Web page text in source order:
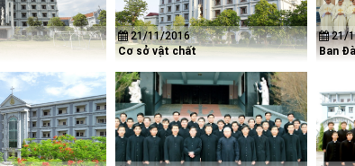
21/11/2016
Cơ sở vật chất
21/
Ban